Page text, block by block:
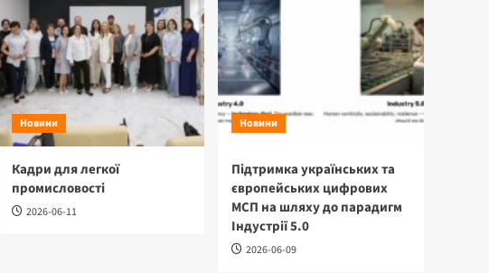
Новини
Кадри для легкої
промисловості
2026-06-11
Новини
Підтримка українських та
європейських цифрових
МСП на шляху до парадигм
Індустрії 5.0
2026-06-09